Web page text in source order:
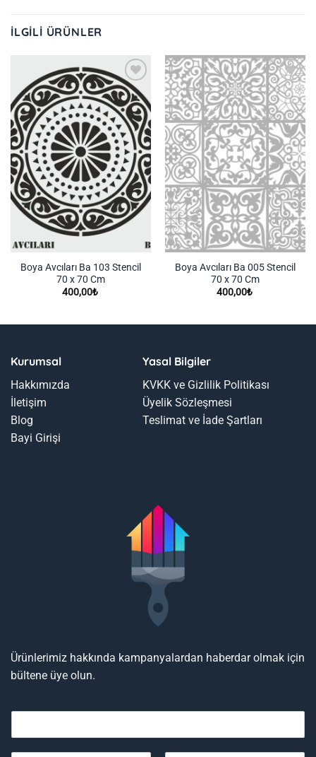
İLGILI ÜRÜNLER
İstek
Listeme
Ekle
Boya Avcıları Ba 103 Stencil
70 x 70 Cm
400,00₺
İstek
Listeme
Ekle
Boya Avcıları Ba 005 Stencil
70 x 70 Cm
400,00₺
Kurumsal
Hakkımızda
İletişim
Blog
Bayi Girişi
Yasal Bilgiler
KVKK ve Gizlilik Politikası
Üyelik Sözleşmesi
Teslimat ve İade Şartları
Ürünlerimiz hakkında kampanyalardan haberdar olmak için
bültene üye olun.